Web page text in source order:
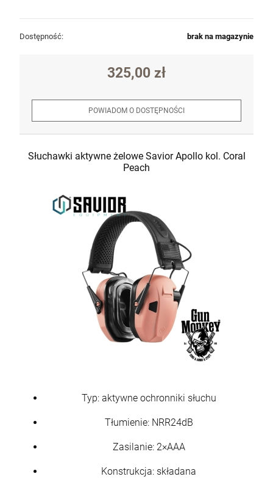
Dostępność: brak na magazynie
325,00 zł
POWIADOM O DOSTĘPNOŚCI
Słuchawki aktywne żelowe Savior Apollo kol. Coral
Peach
Typ: aktywne ochronniki słuchu
Tłumienie: NRR24dB
Zasilanie: 2×AAA
Konstrukcja: składana